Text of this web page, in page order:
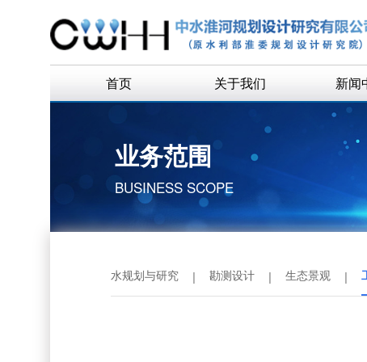
首页 关于我们
公司领导
组织机构
历史沿革
新闻
业务范围
BUSINESS SCOPE
水规划与研究 | 勘测设计 | 生态景观 |